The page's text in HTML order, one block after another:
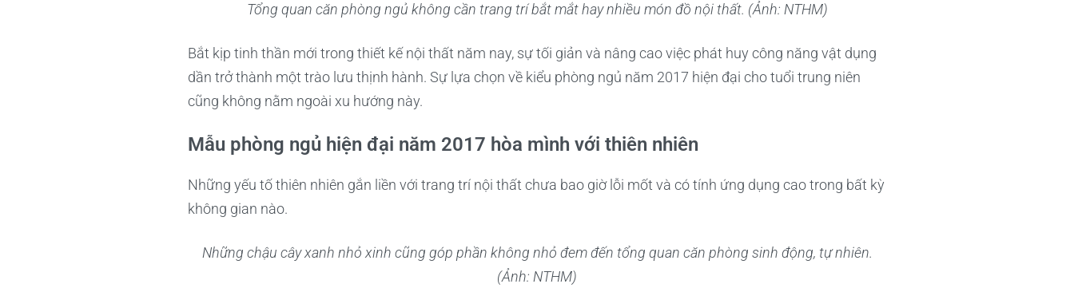
Tổng quan căn phòng ngủ không cần trang trí bắt mắt hay nhiều món đồ nội thất. (Ảnh: NTHM)
Bắt kịp tinh thần mới trong thiết kế nội thất năm nay, sự tối giản và nâng cao việc phát huy công năng vật dụng
dần trở thành một trào lưu thịnh hành. Sự lựa chọn về kiểu phòng ngủ năm 2017 hiện đại cho tuổi trung niên
cũng không nằm ngoài xu hướng này.
Mẫu phòng ngủ hiện đại năm 2017 hòa mình với thiên nhiên
Những yếu tố thiên nhiên gắn liền với trang trí nội thất chưa bao giờ lỗi mốt và có tính ứng dụng cao trong bất kỳ
không gian nào.
Những chậu cây xanh nhỏ xinh cũng góp phần không nhỏ đem đến tổng quan căn phòng sinh động, tự nhiên.
(Ảnh: NTHM)